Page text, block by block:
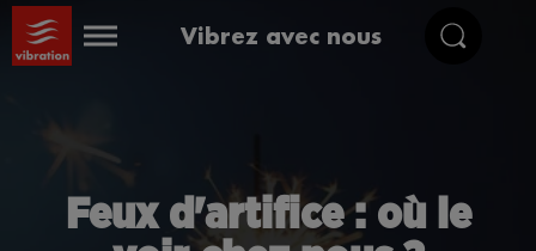
Vibrez avec nous
Feux d'artifice : où le